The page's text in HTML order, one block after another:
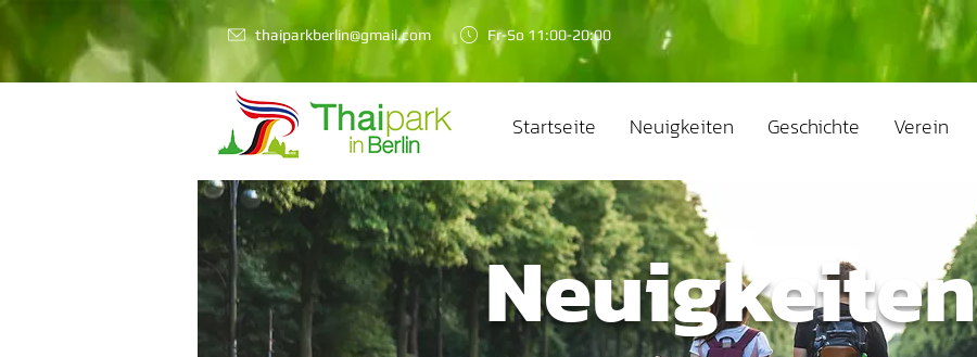
thaiparkberlin@gmail.com Fr-So 11:00-20:00
Startseite Neuigkeiten Geschichte Verein
Neuigkeiten